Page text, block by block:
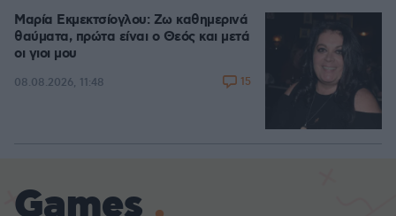
Μαρία Εκμεκτσίογλου: Ζω καθημερινά
θαύματα, πρώτα είναι ο Θεός και μετά
οι γιοι μου
08.08.2026, 11:48 15